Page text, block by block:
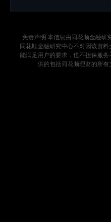
免责声明:本信息由同花顺金融研
同花顺金融研究中心不对因该资
能满足用户的要求，也不担保服
供的包括同花顺理财的所